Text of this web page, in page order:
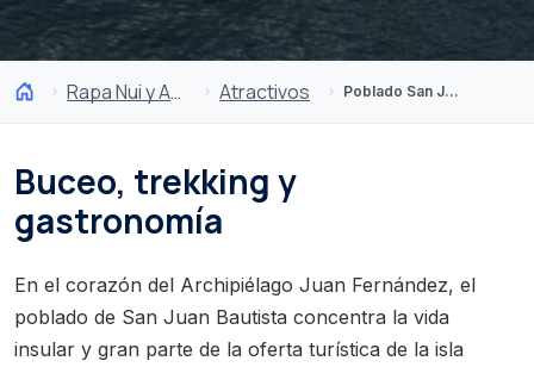
Rapa Nui y Archipiélago Juan Fernández Atractivos Poblado San Juan Bautista
Buceo, trekking y
gastronomía
En el corazón del Archipiélago Juan Fernández, el
poblado de San Juan Bautista concentra la vida
insular y gran parte de la oferta turística de la isla